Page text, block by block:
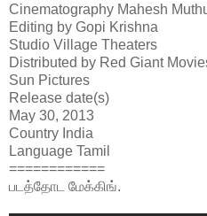
Cinematography Mahesh
Editing by Gopi Krishna
Studio Village Theaters
Distributed by Red Giant
Sun Pictures
Release date(s)
May 30, 2013
Country India
Language Tamil
============
படத்தோட மேக்கிங்.